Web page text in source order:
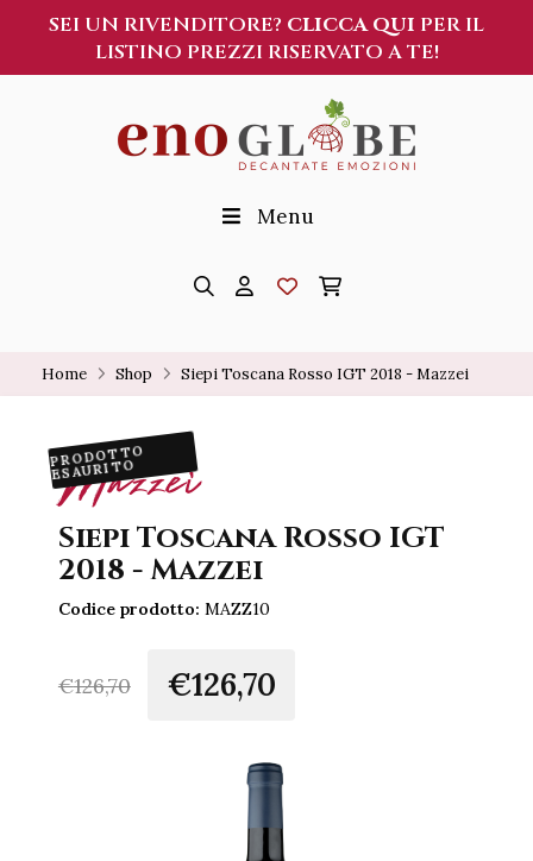
SEI UN RIVENDITORE? CLICCA QUI PER IL
LISTINO PREZZI RISERVATO A TE!
Menu
Home Shop Siepi Toscana Rosso IGT 2018 - Mazzei
Mazzei
Siepi Toscana Rosso IGT
2018 - Mazzei
Codice prodotto: MAZZ10
€126,70 €126,70
PRODOTTO
ESAURITO